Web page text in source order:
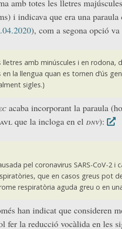
amb totes les lletres
i indicava que era una paraula
), com a segona opció
amb minúscules i en rodona,
la llengua quan es tornen d’ús
sigles.)
acaba incorporant la paraula
avl que la incloga en el dnv):
pel coronavirus SARS-CoV-2 i
que en casos greus pot
respiratòria aguda greu o en
han indicat que consideren
fer la reducció vocàlida en les